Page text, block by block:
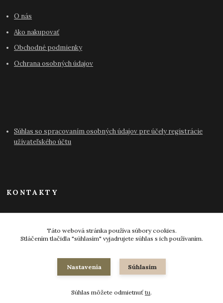
O nás
Ako nakupovať
Obchodné podmienky
Ochrana osobných údajov
Súhlas so spracovaním osobných údajov pre účely registrácie
užívateľského účtu
KONTAKTY
Vytvorené na
Eshop-rychlo.sk
Táto webová stránka používa súbory cookies.
Stláčením tlačidla "súhlasím" vyjadrujete súhlas s ich používaním.
Nastavenia Súhlasím
Súhlas môžete odmietnuť tu.